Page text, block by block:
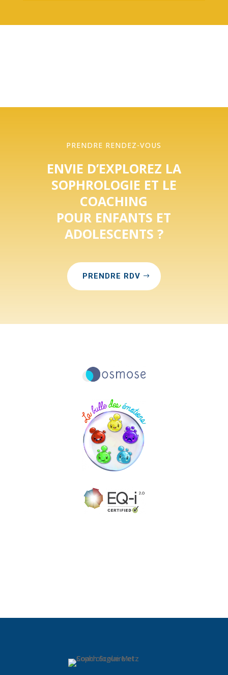
PRENDRE RENDEZ-VOUS
ENVIE D’EXPLOREZ LA
SOPHROLOGIE ET LE
COACHING
POUR ENFANTS ET
ADOLESCENTS ?
PRENDRE RDV